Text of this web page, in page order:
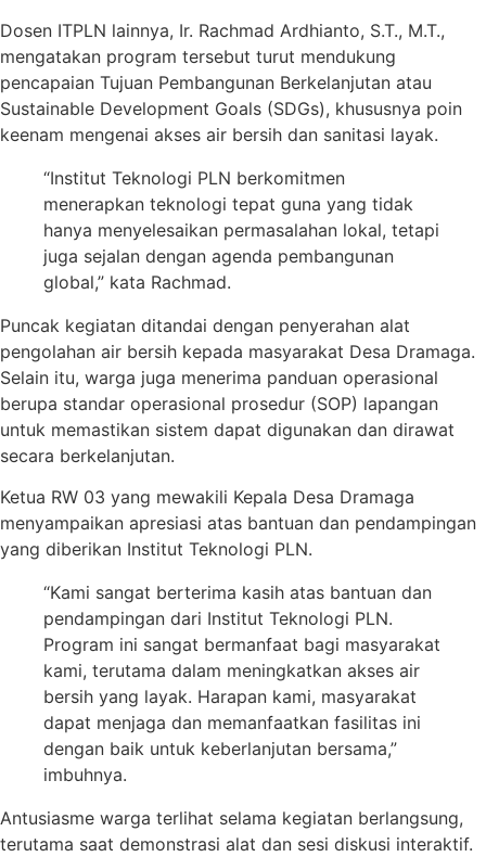
Dosen ITPLN lainnya, Ir. Rachmad Ardhianto, S.T., M.T.,
mengatakan program tersebut turut mendukung
pencapaian Tujuan Pembangunan Berkelanjutan atau
Sustainable Development Goals (SDGs), khususnya poin
keenam mengenai akses air bersih dan sanitasi layak.
“Institut Teknologi PLN berkomitmen
menerapkan teknologi tepat guna yang tidak
hanya menyelesaikan permasalahan lokal, tetapi
juga sejalan dengan agenda pembangunan
global,” kata Rachmad.
Puncak kegiatan ditandai dengan penyerahan alat
pengolahan air bersih kepada masyarakat Desa Dramaga.
Selain itu, warga juga menerima panduan operasional
berupa standar operasional prosedur (SOP) lapangan
untuk memastikan sistem dapat digunakan dan dirawat
secara berkelanjutan.
Ketua RW 03 yang mewakili Kepala Desa Dramaga
menyampaikan apresiasi atas bantuan dan pendampingan
yang diberikan Institut Teknologi PLN.
“Kami sangat berterima kasih atas bantuan dan
pendampingan dari Institut Teknologi PLN.
Program ini sangat bermanfaat bagi masyarakat
kami, terutama dalam meningkatkan akses air
bersih yang layak. Harapan kami, masyarakat
dapat menjaga dan memanfaatkan fasilitas ini
dengan baik untuk keberlanjutan bersama,”
imbuhnya.
Antusiasme warga terlihat selama kegiatan berlangsung,
terutama saat demonstrasi alat dan sesi diskusi interaktif.